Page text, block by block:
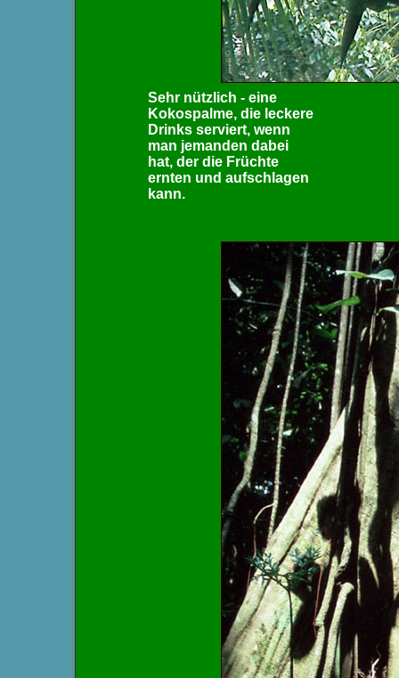
Sehr nützlich - eine
Kokospalme, die leckere
Drinks serviert, wenn
man jemanden dabei
hat, der die Früchte
ernten und aufschlagen
kann.